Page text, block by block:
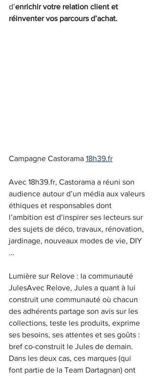
d’enrichir votre relation client et
réinventer vos parcours d’achat.
Campagne Castorama 18h39.fr
Avec 18h39.fr, Castorama a réuni son
audience autour d’un média aux valeurs
éthiques et responsables dont
l’ambition est d’inspirer ses lecteurs sur
des sujets de déco, travaux, rénovation,
jardinage, nouveaux modes de vie, DIY
…
Lumière sur Relove : la communauté
JulesAvec Relove, Jules a quant à lui
construit une communauté où chacun
des adhérents partage son avis sur les
collections, teste les produits, exprime
ses besoins, ses attentes et ses goûts :
bref co-construit le Jules de demain.
Dans les deux cas, ces marques (qui
font partie de la Team Dartagnan) ont